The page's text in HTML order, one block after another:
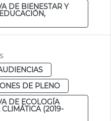
DE BIENESTAR Y
DE PLENO
DE ECOLOGÍA
(2019-